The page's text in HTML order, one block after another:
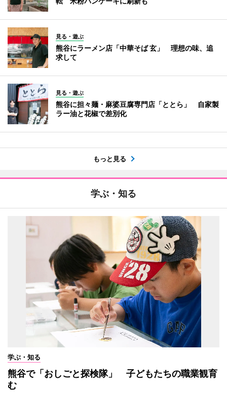
見る・遊ぶ
熊谷にラーメン店「中華そば 玄」 理想の味、追
求して
見る・遊ぶ
熊谷に担々麺・麻婆豆腐専門店「ととら」 自家製
ラー油と花椒で差別化
もっと見る
学ぶ・知る
学ぶ・知る
熊谷で「おしごと探検隊」 子どもたちの職業観育
む